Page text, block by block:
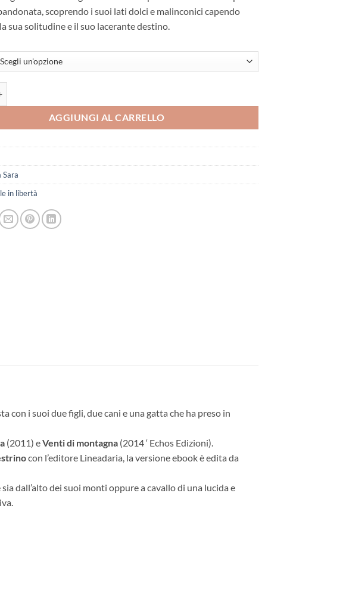
scoprendo i suoi lati dolci e malinconici capendo
sua solitudine e il suo lacerante destino.
AGGIUNGI AL CARRELLO
Sara
in libertà
con i suoi due figli, due cani e una gatta che ha preso in
(2011) eVenti di montagna (2014 ‘ Echos Edizioni).
con l’editore Lineadaria, la versione ebook è edita da
dall’alto dei suoi monti oppure a cavallo di una lucida e